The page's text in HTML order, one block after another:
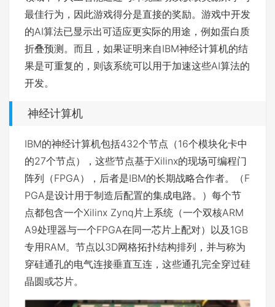
最佳行为，因此游戏得分是直接的奖励。游戏中开发
的AI算法已显示出可适应更实际的用途，例如蛋白质
折叠预测 。而且，如果证明来自IBM神经计算机的结
果是可重复的，则该系统可以用于加速这些AI算法的
开发。
神经计算机
IBM的神经计算机包括432个节点（16个模块化卡中
的27个节点），这些节点基于Xilinx的现场可编程门
阵列（FPGA），后者是IBM的长期战略合作者。（F
PGA是设计用于制造后配置的集成电路。）每个节
点都包含一个Xilinx Zynq片上系统（一个双核ARM
A9处理器与一个FPGA在同一芯片上配对）以及1GB
专用RAM。节点以3D网格拓扑结构排列，并与称为
穿硅通孔的电气连接垂直互连，这些通孔完全穿过硅
晶圆或芯片。